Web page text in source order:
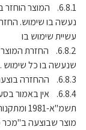
6.8.1. המוצר
נעשה בו שימוש.
עשיית שימוש בו
6.8.2. החזרת
שנעשה בו כל שימוש .
6.8.3. ההחזרה בוצעה רק דרך ערוץ ההפצה בו נרכש המוצר.
6.8.4. אין באמור
תשמ"א-
מוצר שבוצעה ב"מכר